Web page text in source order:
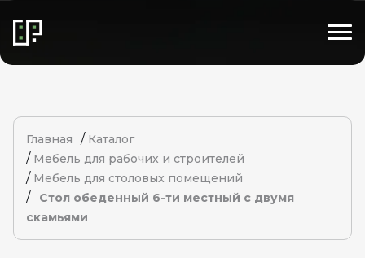
Главная / Каталог
/ Мебель для рабочих и строителей
/ Мебель для столовых помещений
/
Стол обеденный 6-ти местный с двумя
скамьями